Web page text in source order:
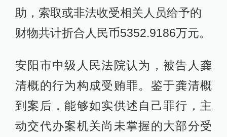
助，索取或非法收受相关人员给予的
财物共计折合人民币5352.9186万元。
安阳市中级人民法院认为，被告人龚
清概的行为构成受贿罪。鉴于龚清概
到案后，能够如实供述自己罪行，主
动交代办案机关尚未掌握的大部分受